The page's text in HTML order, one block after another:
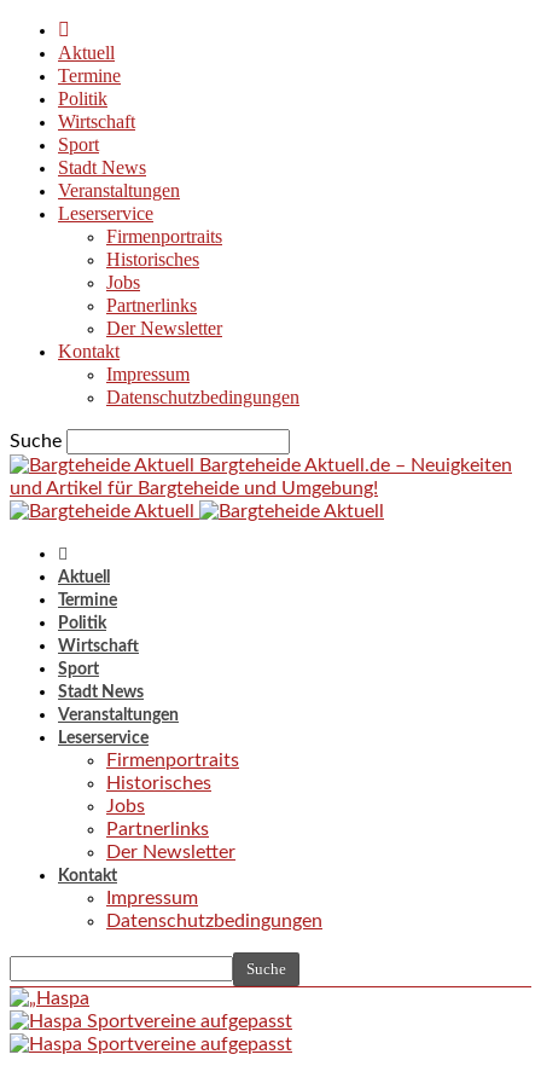
Aktuell
Termine
Politik
Wirtschaft
Sport
Stadt News
Veranstaltungen
Leserservice
Firmenportraits
Historisches
Jobs
Partnerlinks
Der Newsletter
Kontakt
Impressum
Datenschutzbedingungen
Suche
Bargteheide Aktuell.de – Neuigkeiten
und Artikel für Bargteheide und Umgebung!
Aktuell
Termine
Politik
Wirtschaft
Sport
Stadt News
Veranstaltungen
Leserservice
Firmenportraits
Historisches
Jobs
Partnerlinks
Der Newsletter
Kontakt
Impressum
Datenschutzbedingungen